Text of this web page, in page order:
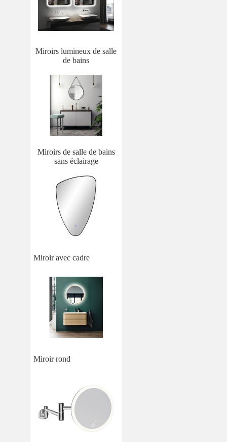
Miroirs lumineux de salle
de bains
Miroirs de salle de bains
sans éclairage
Miroir avec cadre
Miroir rond